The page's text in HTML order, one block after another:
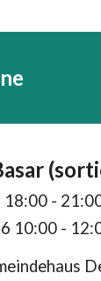
(sor
18:00 -
10:00 -